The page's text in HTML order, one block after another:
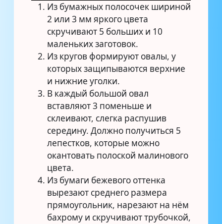
Из бумажных полосочек шириной
2 или 3 мм яркого цвета
скручивают 5 больших и 10
маленьких заготовок.
Из кругов формируют овалы, у
которых защипываются верхние
и нижние уголки.
В каждый большой овал
вставляют 3 поменьше и
склеивают, слегка распушив
середину. Должно получиться 5
лепестков, которые можно
окантовать полоской малинового
цвета.
Из бумаги бежевого оттенка
вырезают среднего размера
прямоугольник, нарезают на нём
бахрому и скручивают трубочкой,